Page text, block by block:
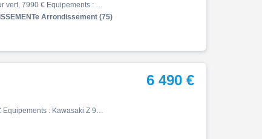
Z, 01/2026, 467 km, Première main, Essence, 900cm³, Couleur vert, 7990 € Equipements : ? À découvrir chez Kawasaki Folie Mericourt : cette superbe Kawasaki Z 900 2026, disponible à crédit ou au comptant ! ? Exemple de financement personnalisé : Avec un apport de 2000 EUR, repart…
Arrondissement (75)
Z, 04/2021, 10308 km, Essence, 900cm³, Couleur noir, 6490 € Equipements : Kawasaki Z 900 A2 noir mise en circulation le 13/04/2021. Entretien à jour pas de frais à prévoir. Factures et doubles des clés en notre possession. En équipement: selle confort, silencieux Arrow Pour plus…
6 490 €